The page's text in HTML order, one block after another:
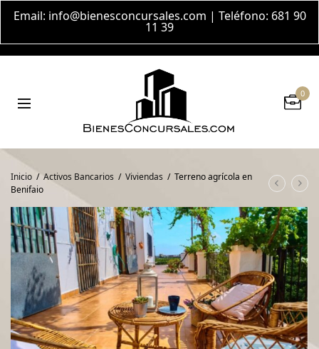
Email: info@bienesconcursales.com | Teléfono: 681 90
11 39
0
Inicio / Activos Bancarios / Viviendas / Terreno agrícola en
Benifaio